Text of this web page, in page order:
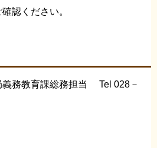
認ください。
義務教育課総務担当 Tel 028－